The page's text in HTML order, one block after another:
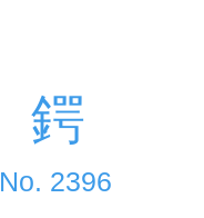
鍔
No. 2396